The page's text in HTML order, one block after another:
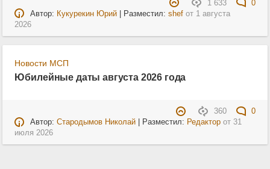
1 633
0
Автор: Кукурекин Юрий| Разместил: shefот 1 августа
2026
Новости МСП
Юбилейные даты августа 2026 года
360
0
Автор: Стародымов Николай| Разместил: Редакторот 31
июля 2026